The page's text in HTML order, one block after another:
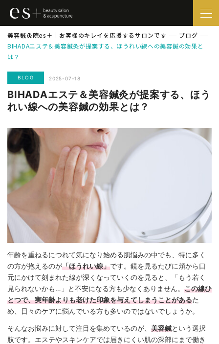
美容鍼灸院es＋｜お客様のキレイを応援するサロンです
ブログ
BIHADAエステ＆美容鍼灸が提案する、ほうれい線への美容鍼の効果と
は？
BLOG 2025-07-18
BIHADAエステ＆美容鍼灸が提案する、ほう
れい線への美容鍼の効果とは？
年齢を重ねるにつれて気になり始める肌悩みの中でも、特に多く
の方が抱えるのが「ほうれい線」です。鏡を見るたびに頬から口
元にかけて刻まれた線が深くなっていくのを見ると、「もう若く
見られないかも…」と不安になる方も少なくありません。 この線ひ
とつで、実年齢よりも老けた印象を与えてしまうことがあるた
め、日々のケアに悩んでいる方も多いのではないでしょうか。
そんなお悩みに対して注目を集めているのが、 美容鍼という選択
肢です。エステやスキンケアでは届きにくい肌の深部にまで働き